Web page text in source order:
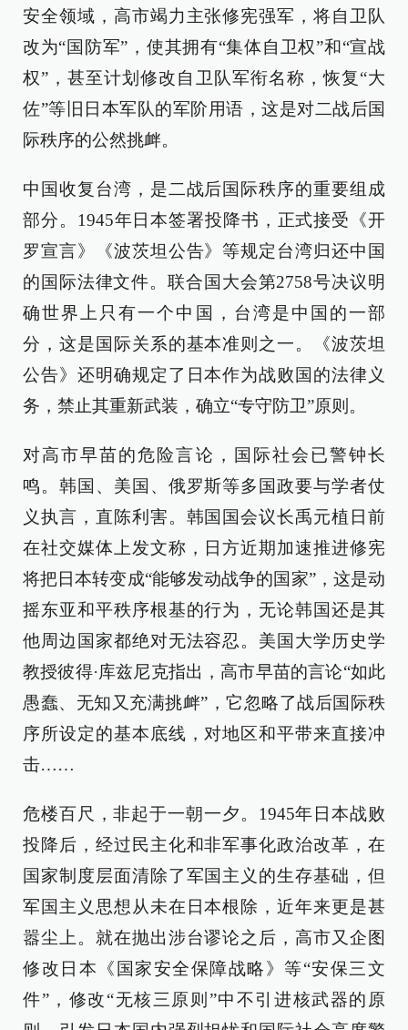
安全领域，高市竭力主张修宪强军，将自卫队
改为“国防军”，使其拥有“集体自卫权”和“宣战
权”，甚至计划修改自卫队军衔名称，恢复“大
佐”等旧日本军队的军阶用语，这是对二战后国
际秩序的公然挑衅。
中国收复台湾，是二战后国际秩序的重要组成
部分。1945年日本签署投降书，正式接受《开
罗宣言》《波茨坦公告》等规定台湾归还中国
的国际法律文件。联合国大会第2758号决议明
确世界上只有一个中国，台湾是中国的一部
分，这是国际关系的基本准则之一。《波茨坦
公告》还明确规定了日本作为战败国的法律义
务，禁止其重新武装，确立“专守防卫”原则。
对高市早苗的危险言论，国际社会已警钟长
鸣。韩国、美国、俄罗斯等多国政要与学者仗
义执言，直陈利害。韩国国会议长禹元植日前
在社交媒体上发文称，日方近期加速推进修宪
将把日本转变成“能够发动战争的国家”，这是动
摇东亚和平秩序根基的行为，无论韩国还是其
他周边国家都绝对无法容忍。美国大学历史学
教授彼得·库兹尼克指出，高市早苗的言论“如此
愚蠢、无知又充满挑衅”，它忽略了战后国际秩
序所设定的基本底线，对地区和平带来直接冲
击……
危楼百尺，非起于一朝一夕。1945年日本战败
投降后，经过民主化和非军事化政治改革，在
国家制度层面清除了军国主义的生存基础，但
军国主义思想从未在日本根除，近年来更是甚
嚣尘上。就在抛出涉台谬论之后，高市又企图
修改日本《国家安全保障战略》等“安保三文
件”，修改“无核三原则”中不引进核武器的原